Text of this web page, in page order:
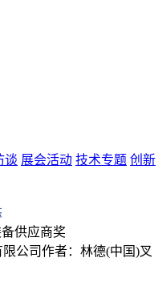
谈 展会活动 技术专题 创新
供应商奖
公司作者：林德(中国)叉